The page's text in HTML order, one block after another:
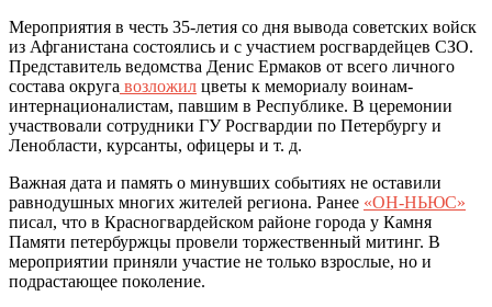
Мероприятия в честь 35-летия со дня вывода советских войск
из Афганистана состоялись и с участием росгвардейцев СЗО.
Представитель ведомства Денис Ермаков от всего личного
состава округа возложил цветы к мемориалу воинам-
интернационалистам, павшим в Республике. В церемонии
участвовали сотрудники ГУ Росгвардии по Петербургу и
Ленобласти, курсанты, офицеры и т. д.
Важная дата и память о минувших событиях не оставили
равнодушных многих жителей региона. Ранее «ОН-НЬЮС»
писал, что в Красногвардейском районе города у Камня
Памяти петербуржцы провели торжественный митинг. В
мероприятии приняли участие не только взрослые, но и
подрастающее поколение.